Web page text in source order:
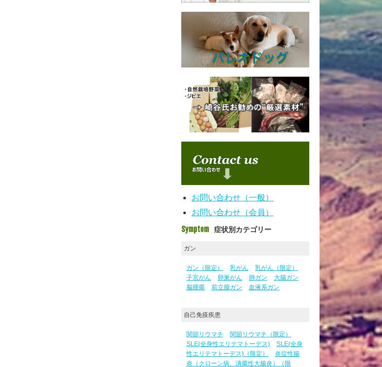
お問い合わせ（一般）
お問い合わせ（会員）
Symptom 症状別カテゴリー
ガン
ガン（限定） 乳がん
乳がん（限定）
子宮がん
卵巣がん 肺ガン
大腸ガン
脳腫瘍
前立腺ガン 血液系ガン
自己免疫疾患
関節リウマチ
関節リウマチ（限定）
SLE(全身性エリテマトーデス)
SLE(全身
性エリテマトーデス)（限定）
炎症性腸
炎（クローン病、潰瘍性大腸炎）（限